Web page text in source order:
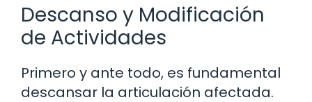
Descanso y Modificación
de Actividades
Primero y ante todo, es fundamental
descansar la articulación afectada.